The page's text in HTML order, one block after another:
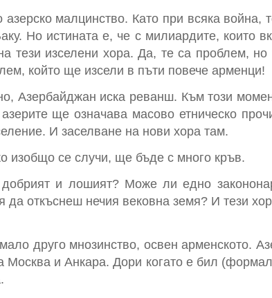
малцинство. Като при всяка война,
Но истината е, че с милиардите, които
тези изселени хора. Да, те са проблем,
който ще изсели в пъти повече арменци!
Азербайджан иска реванш. Към този
ще означава масово етническо
И заселване на нови хора там.
изобщо се случи, ще бъде с много кръв.
добрият и лошият? Може ли едно
да откъснеш нечия вековна земя? И тези
друго мнозинство, освен арменското.
Москва и Анкара. Дори когато е бил